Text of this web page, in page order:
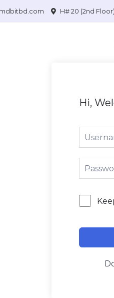
H# 20 (2nd
Hi,